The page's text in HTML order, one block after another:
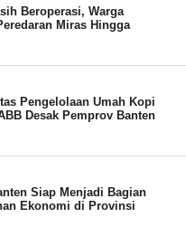
25 Febuary 2024
U-15 dan sekaligus
topskor, trofi dan
harapkan kepada semua
Kabupaten Lebak
tersebut terdapat 10 tim
Kelompok Umur 9-11-
Beroperasi, Warga
Miras Hingga
Pengelolaan Umah Kopi
Desak Pemprov Banten
Siap Menjadi Bagian
Ekonomi di Provinsi